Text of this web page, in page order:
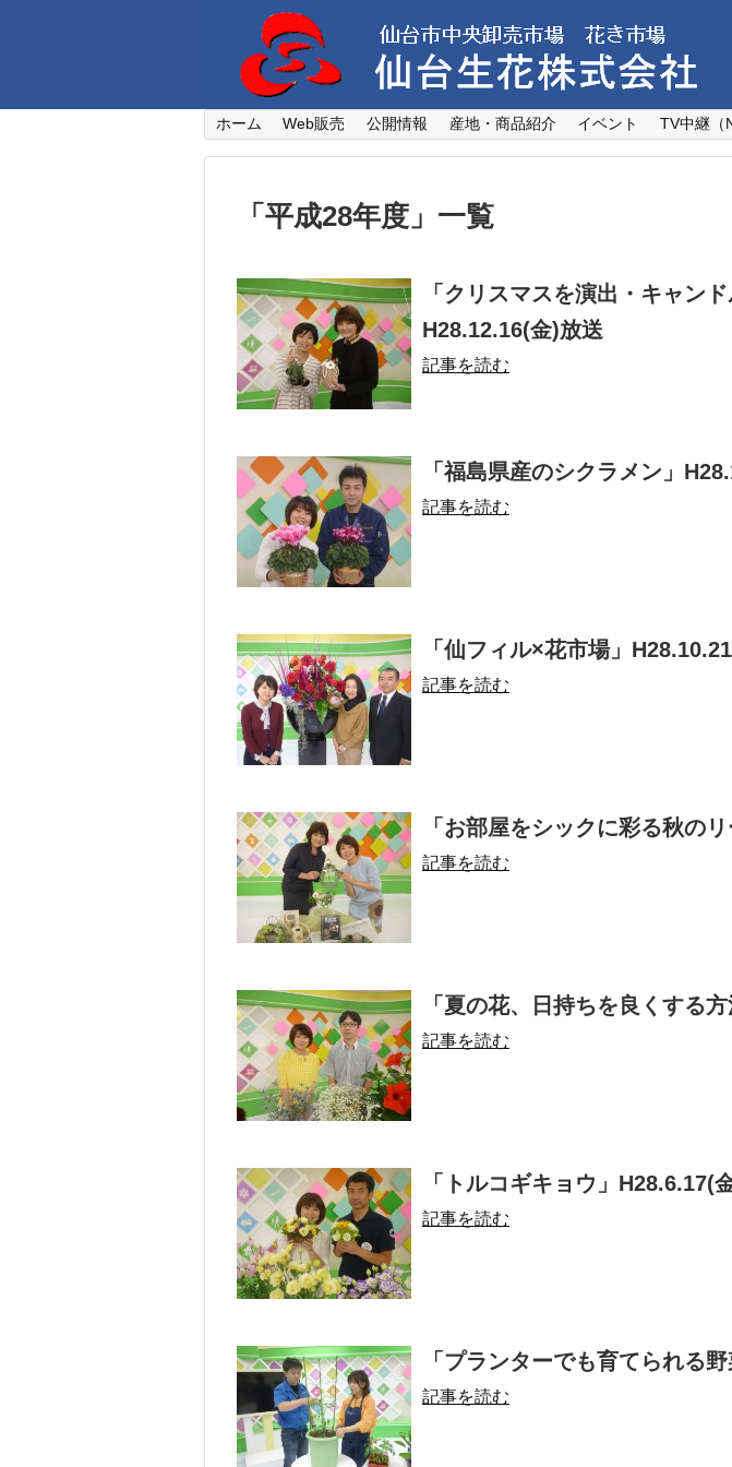
ホーム Web販売 公開情報 産地・商品紹介 イベント TV中継（
「 平成28年度 」 一覧
「クリスマスを演出・キャン
H28.12.16(金)放送
記事を読む
「福島県産のシクラメン」
記事を読む
「仙フィル×花市場」
記事を読む
「お部屋をシックに彩る秋の
記事を読む
「夏の花、日持ちを良くする
記事を読む
「トルコギキョウ」H28.6.17(
記事を読む
「プランターでも育てられる
記事を読む